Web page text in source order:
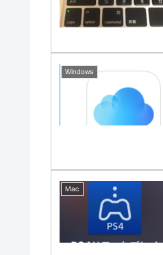
Windows
Mac